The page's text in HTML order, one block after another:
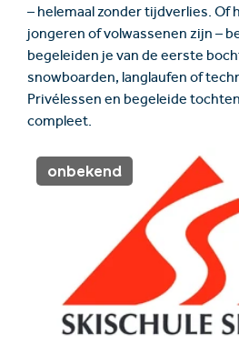
– helemaal zonder tijdverlies. Of
jongeren of volwassenen zijn –
begeleiden je van de eerste
snowboarden, langlaufen of
Privélessen en begeleide
compleet.
onbekend